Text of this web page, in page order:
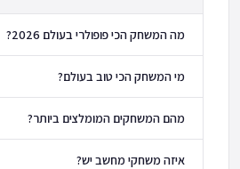
מה המשחק הכי פופולרי בעולם 2026?
מי המשחק הכי טוב בעולם?
מהם המשחקים המומלצים ביותר?
איזה משחקי מחשב יש?